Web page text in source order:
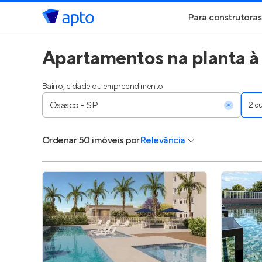
Para construtoras
Geração de
Geração de
Parcerias
Anunciar
Entrar no
Apartamentos na planta
Bairro, cidade ou empreendimento
2
Ordenar50 imóveis porRelevância